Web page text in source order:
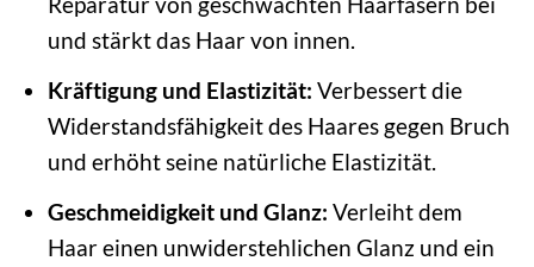
und stärkt das Haar von innen.
Kräftigung und Elastizität: Verbessert die
Widerstandsfähigkeit des Haares gegen Bruch
und erhöht seine natürliche Elastizität.
Geschmeidigkeit und Glanz: Verleiht dem
Haar einen unwiderstehlichen Glanz und ein